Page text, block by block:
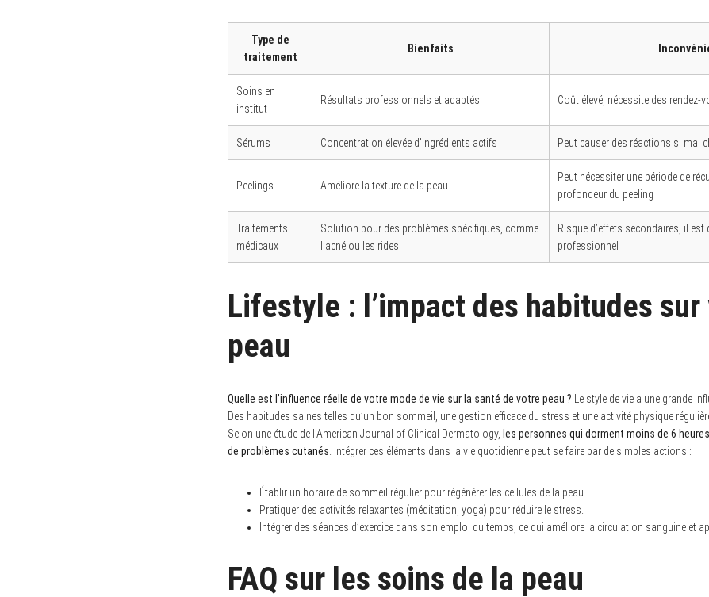
Type de
traitement
Bienfaits
Soins en
institut
Résultats professionnels et adaptés Coût élevé, nécessite des rendez-
Sérums Concentration élevée d’ingrédients actifs Peut causer des réactions si mal
Peelings Améliore la texture de la peau
Peut nécessiter une période de
profondeur du peeling
Traitements
médicaux
Solution pour des problèmes spécifiques, comme
l’acné ou les rides
Risque d’effets secondaires, il
professionnel
Lifestyle : l’impact des habitudes
peau
Quelle est l’influence réelle de votre mode de vie sur la santé de votre peau ? Le style de vie a une grande
Des habitudes saines telles qu’un bon sommeil, une gestion efficace du stress et une activité physique
Selon une étude de l’American Journal of Clinical Dermatology, les personnes qui dorment moins de 6
de problèmes cutanés . Intégrer ces éléments dans la vie quotidienne peut se faire par de simples actions :
Établir un horaire de sommeil régulier pour régénérer les cellules de la peau.
Pratiquer des activités relaxantes (méditation, yoga) pour réduire le stress.
Intégrer des séances d’exercice dans son emploi du temps, ce qui améliore la circulation sanguine et
FAQ sur les soins de la peau